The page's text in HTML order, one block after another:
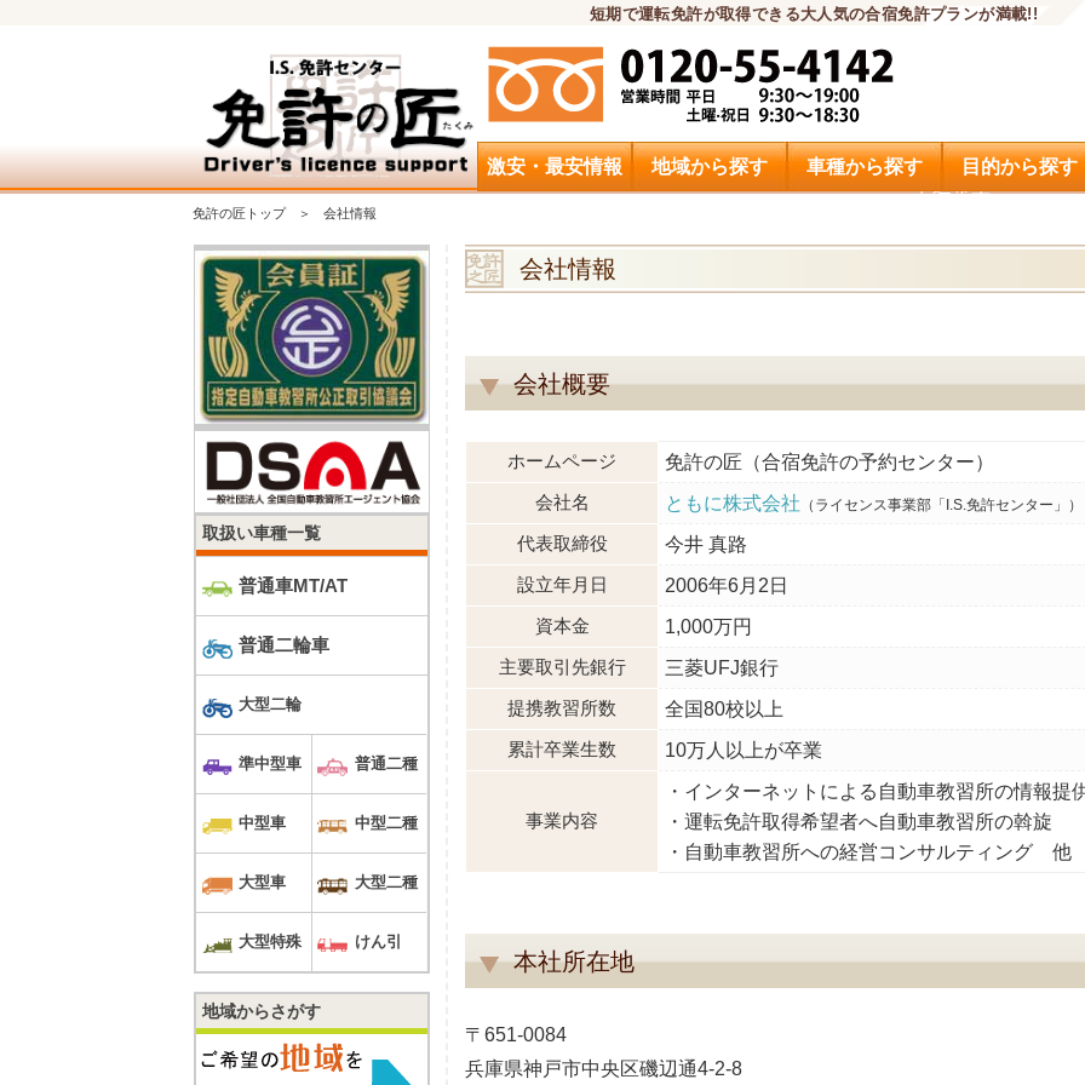
短期で運転免許が取得できる大人気の合宿免許プランが満載!!
激安・最安情報 地域から探す 車種から探す 目的から探す
免許の匠トップ 会社情報
会社情報
会社概要
ホームページ
免許の匠（合宿免許の予約センター）
会社名
ともに株式会社 （ライセンス事業部「I.S.免許センター」）
代表取締役
今井 真路
設立年月日
2006年6月2日
資本金
1,000万円
主要取引先銀行
三菱UFJ銀行
提携教習所数
全国80校以上
累計卒業生数
10万人以上が卒業
事業内容
インターネットによる自動車教習所の情報提
運転免許取得希望者へ自動車教習所の斡旋
自動車教習所への経営コンサルティング 他
本社所在地
〒651-0084
兵庫県神戸市中央区磯辺通4-2-8
取扱い車種一覧
普通車MT/AT
普通二輪車
大型二輪
準中型車 普通二種
中型車 中型二種
大型車 大型二種
大型特殊 けん引
地域からさがす